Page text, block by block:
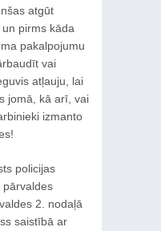
atgūt
pirms kāda
pakalpojumu
vai
atļauju, lai
jomā, kā arī, vai
izmanto
policijas
pārvaldes
2. nodaļā
saistībā ar